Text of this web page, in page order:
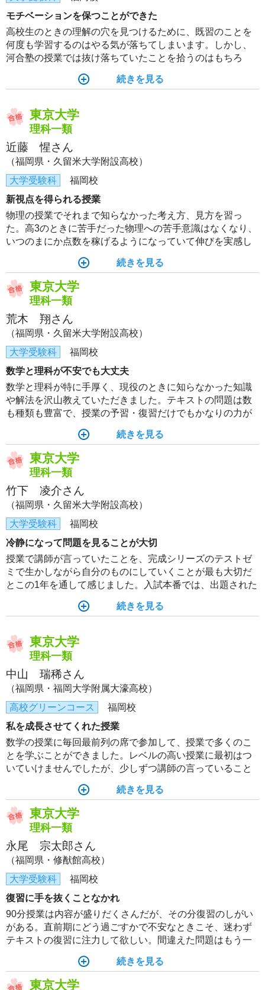
モチベーションを保つことができた
高校生のときの理解の穴を見つけるために、既習のことを
何度も学習するのはやる気が落ちてしまいます。しかし、
河合塾の授業では抜け落ちていたことを拾うのはもちろ
なる理解を促してくれて、基礎固めのモチベーションを保
続きを見る
東京大学
理科一類
近藤 惺さん
（福岡県・久留米大学附設高校）
大学受験科
福岡校
新視点を得られる授業
物理の授業でそれまで知らなかった考え方、見方を習っ
た。高3のときに苦手だった物理への苦手意識はなくなり、
いつのまにか点数を稼げるようになっていて伸びを実感し
続きを見る
東京大学
理科一類
荒木 翔さん
（福岡県・久留米大学附設高校）
大学受験科
福岡校
数学と理科が不安でも大丈夫
数学と理科が特に手厚く、現役のときに知らなかった知識
や解法を沢山教えていただきました。テキストの問題は数
も種類も豊富で、授業の予習・復習だけでもかなりの力が
った自分でも、最終的にある程度余裕を持って試験に臨め
るようになりました。
続きを見る
東京大学
理科一類
竹下 凌介さん
（福岡県・久留米大学附設高校）
大学受験科
福岡校
冷静になって問題を見ることが大切
授業で講師が言っていたことを、完成シリーズのテストゼ
ミで生かしながら自分のものにしていくことが最も大切だ
とこの1年を通して感じました。入試本番では、出題された
たことが合格に結びついたと思います。
続きを見る
東京大学
理科一類
中山 瑞稀さん
（福岡県・福岡大学附属大濠高校）
高校グリーンコース
福岡校
私を成長させてくれた授業
数学の授業に毎回最前列の席で参加して、授業で多くのこ
とを学ぶことができました。レベルの高い授業に最初はつ
いていけませんでしたが、少しずつ講師の言っていること
点を取れたことが自信につながりました。
続きを見る
東京大学
理科一類
永尾 宗太郎さん
（福岡県・修猷館高校）
大学受験科
福岡校
復習に手を抜くことなかれ
90分授業は内容が盛りだくさんだが、その分復習のしがい
がある。直前期にどう過ごすかで不安なときこそ、迷わず
テキストの復習に注力して欲しい。間違えた問題はもう一
し、定着させる。後々復習できるような形で学習を進める
ことが肝要。今年こそ悔いのないよう頑張ろう。
続きを見る
東京大学